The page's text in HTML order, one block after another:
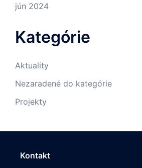
jún 2024
Kategórie
Aktuality
Nezaradené do kategórie
Projekty
Kontakt